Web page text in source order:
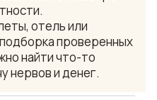
отель или
подборка проверенных
найти что-то
нервов и денег.